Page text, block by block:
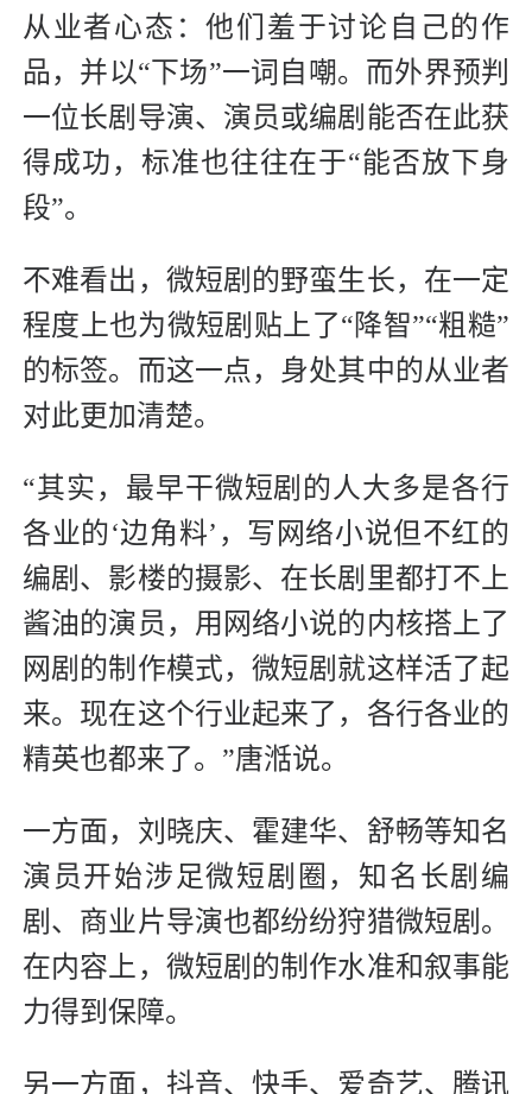
从业者心态：他们羞于讨论自己的作
品，并以“下场”一词自嘲。而外界预判
一位长剧导演、演员或编剧能否在此获
得成功，标准也往往在于“能否放下身
段”。
不难看出，微短剧的野蛮生长，在一定
程度上也为微短剧贴上了“降智”“粗糙”
的标签。而这一点，身处其中的从业者
对此更加清楚。
“其实，最早干微短剧的人大多是各行
各业的‘边角料’，写网络小说但不红的
编剧、影楼的摄影、在长剧里都打不上
酱油的演员，用网络小说的内核搭上了
网剧的制作模式，微短剧就这样活了起
来。现在这个行业起来了，各行各业的
精英也都来了。”唐湉说。
一方面，刘晓庆、霍建华、舒畅等知名
演员开始涉足微短剧圈，知名长剧编
剧、商业片导演也都纷纷狩猎微短剧。
在内容上，微短剧的制作水准和叙事能
力得到保障。
另一方面，抖音、快手、爱奇艺、腾讯